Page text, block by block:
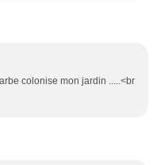
colonise mon jardin .....<br